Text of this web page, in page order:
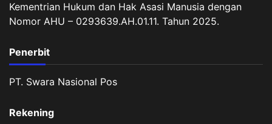
Kementrian Hukum dan Hak Asasi Manusia dengan
Nomor AHU – 0293639.AH.01.11. Tahun 2025.
Penerbit
PT. Swara Nasional Pos
Rekening